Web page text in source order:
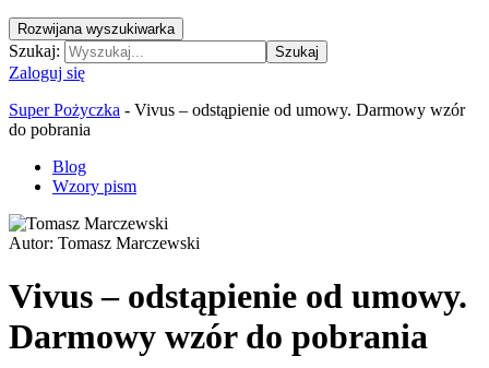
Rozwijana wyszukiwarka
Szukaj: Szukaj
Zaloguj się
Super Pożyczka - Vivus – odstąpienie od umowy. Darmowy wzór
do pobrania
Blog
Wzory pism
Autor: Tomasz Marczewski
Vivus – odstąpienie od umowy.
Darmowy wzór do pobrania